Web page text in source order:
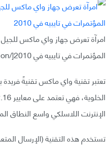
امرآة تعرض جهاز واي ماكس للجيل
المؤتمرات في تايبيه في 2010[/caption]
تعتبر تقنية واي ماكس تقنيةً
الإنترنت اللاسلكي واسع النطاق
تستخدم هذه التقنية (الإرسال